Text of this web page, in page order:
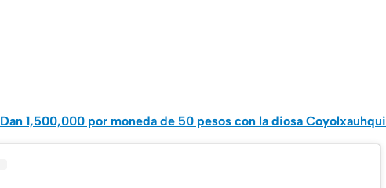
Dan 1,500,000 por moneda de 50 pesos con la diosa Coyolxauhqui